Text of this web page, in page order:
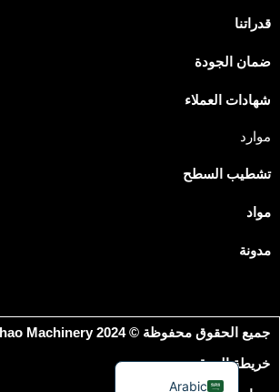
قدراتنا
ضمان الجودة
شهادات العملاء
موارد
تشطيب السطح
مواد
مدونة
جميع الحقوق محفوظة © 2024 Yonglihao Machinery.
خريطة الموقع
Arabic
English
Chinese
Italian
Spanish